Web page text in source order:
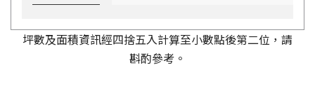
坪數及面積資訊經四捨五入計算至小數點後第二位，請
斟酌參考。